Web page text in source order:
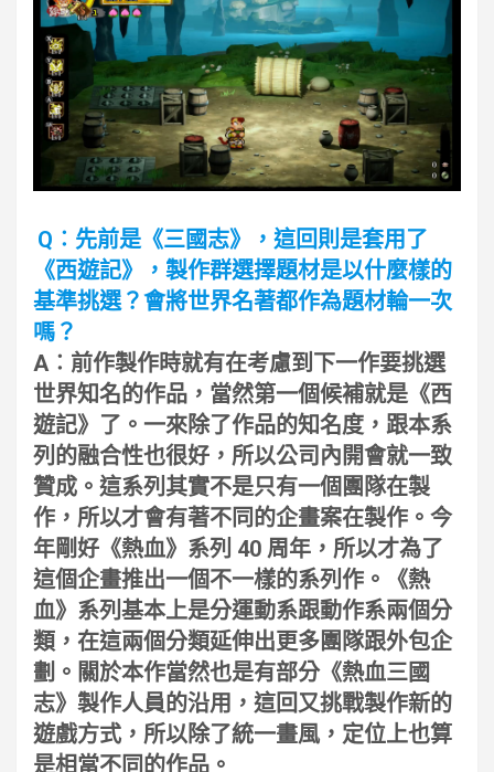
Q︰先前是《三國志》，這回則是套用了
《西遊記》，製作群選擇題材是以什麼樣的
基準挑選？會將世界名著都作為題材輪一次
嗎？
A︰前作製作時就有在考慮到下一作要挑選
世界知名的作品，當然第一個候補就是《西
遊記》了。一來除了作品的知名度，跟本系
列的融合性也很好，所以公司內開會就一致
贊成。這系列其實不是只有一個團隊在製
作，所以才會有著不同的企畫案在製作。今
年剛好《熱血》系列 40 周年，所以才為了
這個企畫推出一個不一樣的系列作。《熱
血》系列基本上是分運動系跟動作系兩個分
類，在這兩個分類延伸出更多團隊跟外包企
劃。關於本作當然也是有部分《熱血三國
志》製作人員的沿用，這回又挑戰製作新的
遊戲方式，所以除了統一畫風，定位上也算
是相當不同的作品。